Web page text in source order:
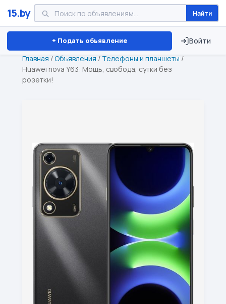
15.by Найти
+ Подать объявление Войти
Минск Витебск Брест ⏱ ТОЛЬКО 15 ДНЕЙ
Главная /Объявления / Телефоны и планшеты /
Huawei nova Y63: Мощь, свобода, сутки без
розетки!